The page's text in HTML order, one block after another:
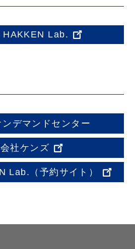
HAKKEN Lab.
デマンドセンター
社ケンズ
Lab. （予約サイト）